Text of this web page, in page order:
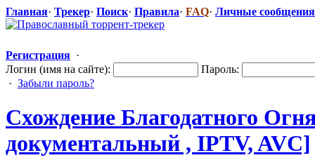
Главная· Трекер· Поиск· Правила· FAQ· Личные сообщения
Регистрация ·
Логин (имя на сайте):
Пароль:
· Забыли пароль?
Схождение Благодатного
документальн​ый , IPTV, AVC]